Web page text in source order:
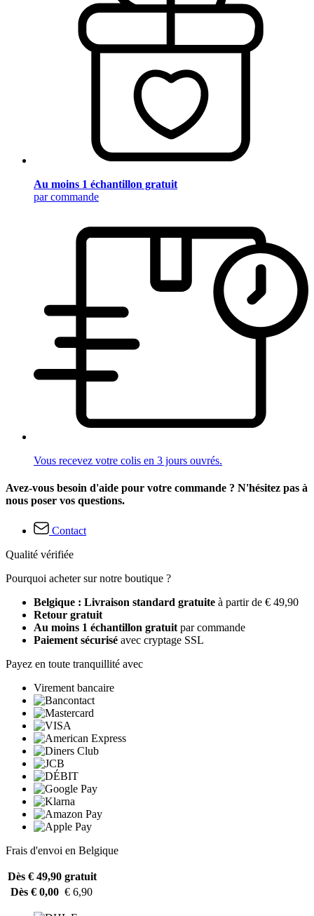
Au moins 1 échantillon gratuit
par commande
Vous recevez votre colis en 3 jours ouvrés.
Avez-vous besoin d'aide pour votre commande ? N'hésitez pas à
nous poser vos questions.
Contact
Qualité vérifiée
Pourquoi acheter sur notre boutique ?
Belgique : Livraison standard gratuite à partir de € 49,90
Retour gratuit
Au moins 1 échantillon gratuitpar commande
Paiement sécurisé avec cryptage SSL
Payez en toute tranquillité avec
Virement bancaire
Frais d'envoi en Belgique
Dès € 49,90 gratuit
Dès € 0,00 € 6,90